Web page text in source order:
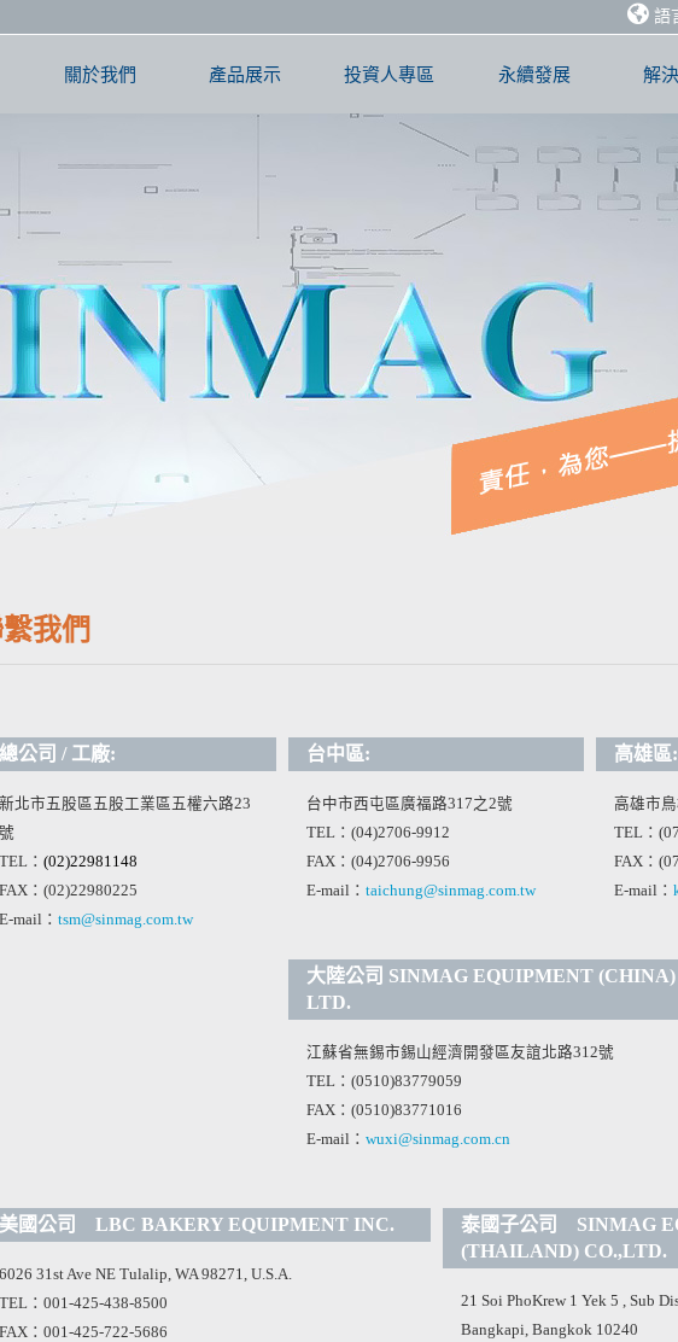
語
關於我們 產品展示 投資人專區 永續發展 解
我們
總公司 / 工廠:
新北市五股區五股工業區五權六路23
號
TEL： (02)22981148
FAX：(02)22980225
E-mail： tsm@sinmag.com.tw
台中區:
台中市西屯區廣福路317之2號
TEL：(04)2706-9912
FAX：(04)2706-9956
E-mail： taichung@sinmag.com.tw
高雄區:
高雄市
TEL：
FAX：
E-mail：
大陸公司 SINMAG EQUIPMENT (CHINA)
LTD.
江蘇省無錫市錫山經濟開發區友誼北路312號
TEL：(0510)83779059
FAX：(0510)83771016
E-mail： wuxi@sinmag.com.cn
美國公司 LBC BAKERY EQUIPMENT INC.
6026 31st Ave NE Tulalip, WA 98271, U.S.A.
TEL：001-425-438-8500
FAX：001-425-722-5686
泰國子公司 SINMAG
(THAILAND) CO.,LTD.
21 Soi PhoKrew 1 Yek 5 , Sub
Bangkapi, Bangkok 10240